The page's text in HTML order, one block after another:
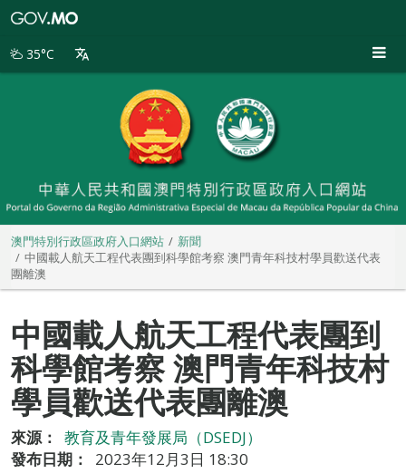
別
35°C
澳門特別行政區政府入口網站
新聞
中國載人航天工程代表團到科學館考察 澳門青年科技村學員歡送代表
團離澳
中國載人航天工程代表團到
科學館考察 澳門青年科技村
學員歡送代表團離澳
來源：
教育及青年發展局（DSEDJ）
發布日期：
2023年12月3日 18:30